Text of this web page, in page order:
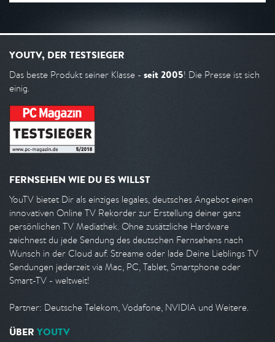
YOUTV, DER TESTSIEGER
Das beste Produkt seiner Klasse - seit 2005! Die Presse ist sich
einig.
FERNSEHEN WIE DU ES WILLST
YouTV bietet Dir als einziges legales, deutsches Angebot einen
innovativen Online TV Rekorder zur Erstellung deiner ganz
persönlichen TV Mediathek. Ohne zusätzliche Hardware
zeichnest du jede Sendung des deutschen Fernsehens nach
Wunsch in der Cloud auf. Streame oder lade Deine Lieblings TV
Sendungen jederzeit via Mac, PC, Tablet, Smartphone oder
Smart-TV - weltweit!
Partner: Deutsche Telekom, Vodafone, NVIDIA und Weitere.
ÜBER YOUTV